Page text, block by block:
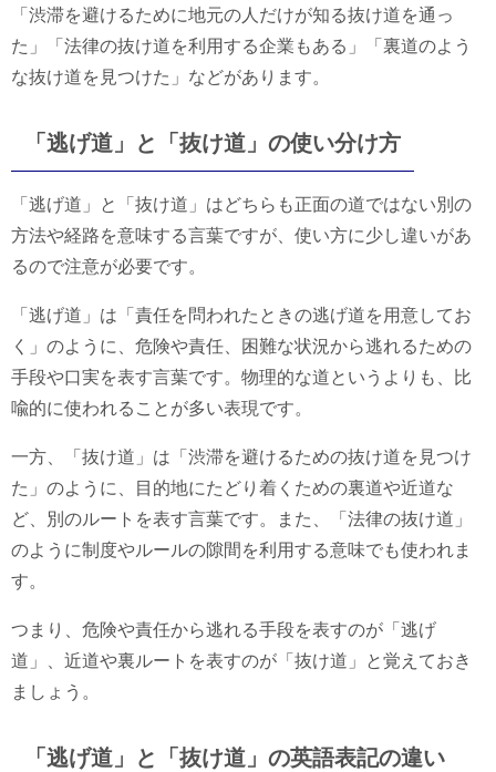
「渋滞を避けるために地元の人だけが知る抜け道を通っ
た」「法律の抜け道を利用する企業もある」「裏道のよう
な抜け道を見つけた」などがあります。
「逃げ道」と「抜け道」の使い分け方
「逃げ道」と「抜け道」はどちらも正面の道ではない別の
方法や経路を意味する言葉ですが、使い方に少し違いがあ
るので注意が必要です。
「逃げ道」は「責任を問われたときの逃げ道を用意してお
く」のように、危険や責任、困難な状況から逃れるための
手段や口実を表す言葉です。物理的な道というよりも、比
喩的に使われることが多い表現です。
一方、「抜け道」は「渋滞を避けるための抜け道を見つけ
た」のように、目的地にたどり着くための裏道や近道な
ど、別のルートを表す言葉です。また、「法律の抜け道」
のように制度やルールの隙間を利用する意味でも使われま
す。
つまり、危険や責任から逃れる手段を表すのが「逃げ
道」、近道や裏ルートを表すのが「抜け道」と覚えておき
ましょう。
「逃げ道」と「抜け道」の英語表記の違い